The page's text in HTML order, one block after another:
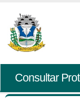
Consultar